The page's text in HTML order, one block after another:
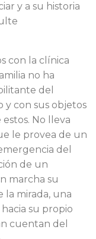
y a su historia
con la clínica
no ha
del
y con sus objetos
No lleva
le provea de un
del
de un
marcha su
la mirada, una
su propio
cuentan del